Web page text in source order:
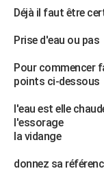
Déjà il faut être
Prise d'eau ou pas
Pour commencer
points ci-dessous
l'eau est elle
l'essorage
la vidange
donnez sa